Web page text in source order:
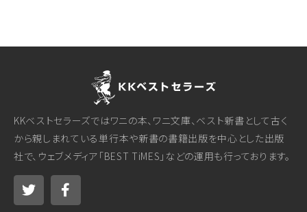
KKベストセラーズではワニの本、ワニ文庫、ベスト新書として古く
から親しまれている単行本や新書の書籍出版を中心とした出版
社で、ウェブメディア「BEST TiMES」などの運用も行っております。